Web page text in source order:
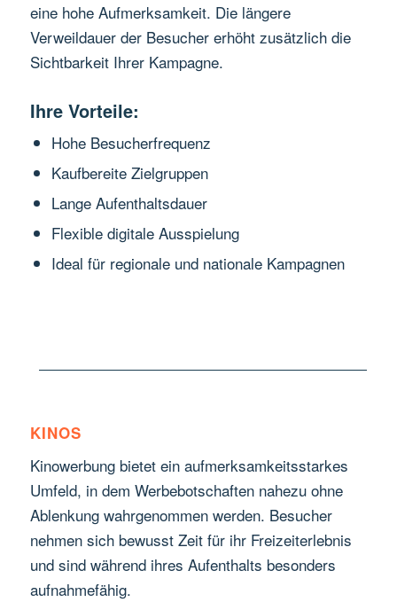
eine hohe Aufmerksamkeit. Die längere
Verweildauer der Besucher erhöht zusätzlich die
Sichtbarkeit Ihrer Kampagne.
Ihre Vorteile:
Hohe Besucherfrequenz
Kaufbereite Zielgruppen
Lange Aufenthaltsdauer
Flexible digitale Ausspielung
Ideal für regionale und nationale Kampagnen
KINOS
Kinowerbung bietet ein aufmerksamkeitsstarkes
Umfeld, in dem Werbebotschaften nahezu ohne
Ablenkung wahrgenommen werden. Besucher
nehmen sich bewusst Zeit für ihr Freizeiterlebnis
und sind während ihres Aufenthalts besonders
aufnahmefähig.